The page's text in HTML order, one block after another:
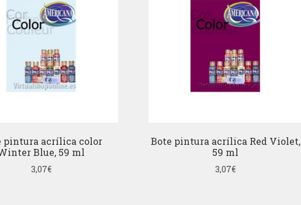
pintura acrílica color
Blue, 59 ml
3,07€
Bote pintura acrílica Red Violet,
59 ml
3,07€